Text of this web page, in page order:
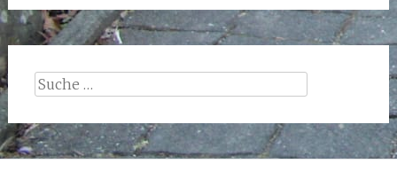
Suche